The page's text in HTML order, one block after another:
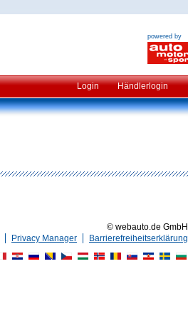
powered by
Login Händlerlogin
© webauto.de GmbH
Privacy Manager
Barrierefreiheitserklärung